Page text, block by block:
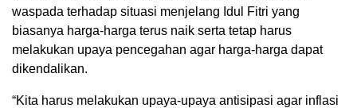
waspada terhadap situasi menjelang Idul Fitri yang
biasanya harga-harga terus naik serta tetap harus
melakukan upaya pencegahan agar harga-harga dapat
dikendalikan.
“Kita harus melakukan upaya-upaya antisipasi agar inflasi